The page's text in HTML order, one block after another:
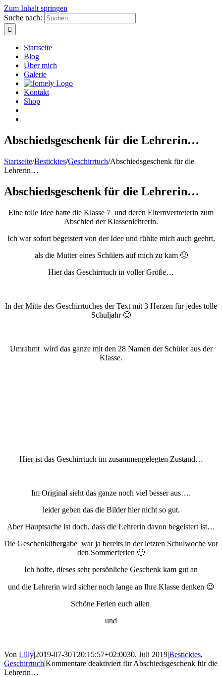
Zum Inhalt springen
Suche nach:
Startseite
Blog
Über mich
Galerie
Kontakt
Shop
Abschiedsgeschenk für die Lehrerin…
Startseite/Besticktes/Geschirrtuch/Abschiedsgeschenk für die
Lehrerin…
Abschiedsgeschenk für die Lehrerin…
Eine tolle Idee hatte die Klasse 7 und deren Elternvertreterin zum
Abschied der Klassenlehrerin.
Ich war sofort begeistert von der Idee und fühlte mich auch geehrt,
als die Mutter eines Schülers auf mich zu kam 🙂
Hier das Geschirrtuch in voller Größe…
In der Mitte des Geschirrtuches der Text mit 3 Herzen für jedes tolle
Schuljahr 🙂
Umrahmt wird das ganze mit den 28 Namen der Schüler aus der
Klasse.
Hier ist das Geschirrtuch im zusammengelegten Zustand…
Im Original sieht das ganze noch viel besser aus….
leider geben das die Bilder hier nicht so gut.
Aber Hauptsache ist doch, dass die Lehrerin davon begeistert ist…
Die Geschenkübergabe war ja bereits in der letzten Schulwoche vor
den Sommerferien 🙂
Ich hoffe, dieses sehr persönliche Geschenk kam gut an
und die Lehrerin wird sicher noch lange an Ihre Klasse denken 😉
Schöne Ferien euch allen
und
Von Lilly|2019-07-30T20:15:57+02:0030. Juli 2019|Besticktes,
Geschirrtuch|Kommentare deaktiviert für Abschiedsgeschenk für die
Lehrerin…